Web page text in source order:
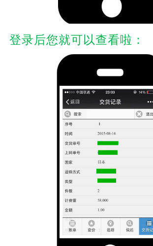
登录后您就可以查看啦：